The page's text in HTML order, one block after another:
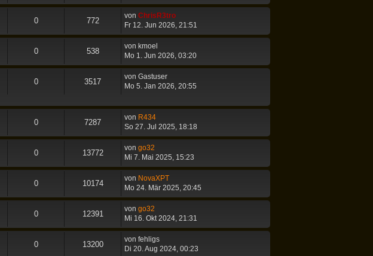
0 772
von ChrisR3tro
Fr 12. Jun 2026, 21:51
0 538
von kmoel
Mo 1. Jun 2026, 03:20
0 3517
von Gastuser
Mo 5. Jan 2026, 20:55
0 7287
von R434
So 27. Jul 2025, 18:18
0 13772
von go32
Mi 7. Mai 2025, 15:23
0 10174
von NovaXPT
Mo 24. Mär 2025, 20:45
0 12391
von go32
Mi 16. Okt 2024, 21:31
0 13200
von fehligs
Di 20. Aug 2024, 00:23